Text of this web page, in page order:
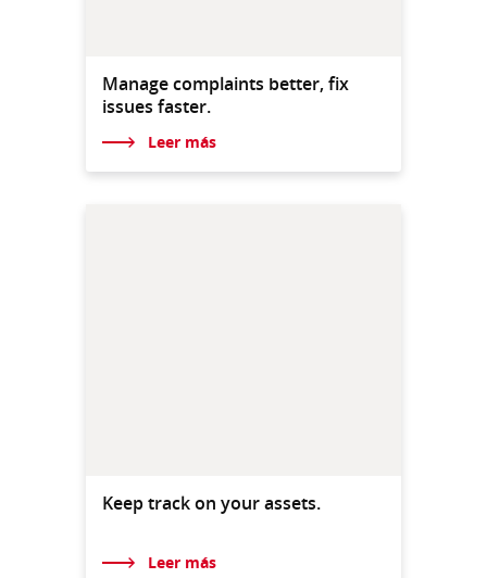
Manage complaints better, fix
issues faster.
Leer más
Keep track on your assets.
Leer más